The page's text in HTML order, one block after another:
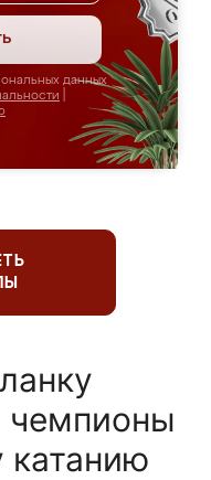
данных
чемпионы
катанию